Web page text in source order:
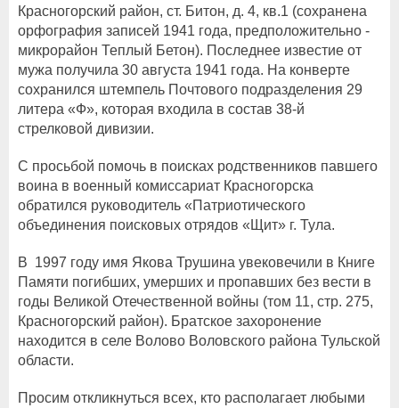
Красногорский район, ст. Битон, д. 4, кв.1 (сохранена
орфография записей 1941 года, предположительно -
микрорайон Теплый Бетон). Последнее известие от
мужа получила 30 августа 1941 года. На конверте
сохранился штемпель Почтового подразделения 29
литера «Ф», которая входила в состав 38-й
стрелковой дивизии.
С просьбой помочь в поисках родственников павшего
воина в военный комиссариат Красногорска
обратился руководитель «Патриотического
объединения поисковых отрядов «Щит» г. Тула.
В 1997 году имя Якова Трушина увековечили в Книге
Памяти погибших, умерших и пропавших без вести в
годы Великой Отечественной войны (том 11, стр. 275,
Красногорский район). Братское захоронение
находится в селе Волово Воловского района Тульской
области.
Просим откликнуться всех, кто располагает любыми